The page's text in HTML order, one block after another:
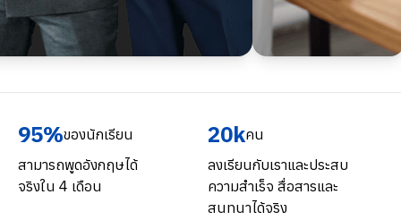
95%ของนักเรียน
สามารถพูดอังกฤษได้
จริงใน 4 เดือน
20kคน
ลงเรียนกับเราและประสบ
ความสำเร็จ สื่อสารและ
สนทนาได้จริง